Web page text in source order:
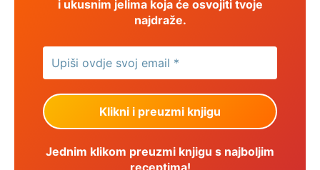
i ukusnim jelima koja će osvojiti tvoje
najdraže.
Jednim klikom preuzmi knjigu s najboljim
receptima!